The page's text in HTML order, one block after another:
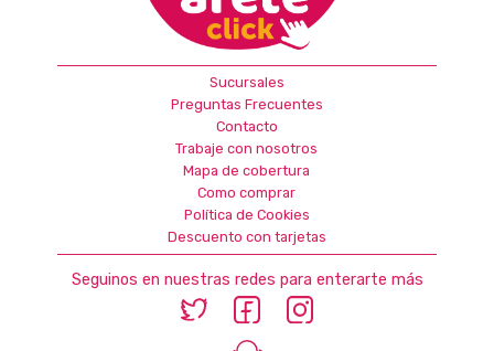
Sucursales
Preguntas Frecuentes
Contacto
Trabaje con nosotros
Mapa de cobertura
Como comprar
Política de Cookies
Descuento con tarjetas
Seguinos en nuestras redes para enterarte más